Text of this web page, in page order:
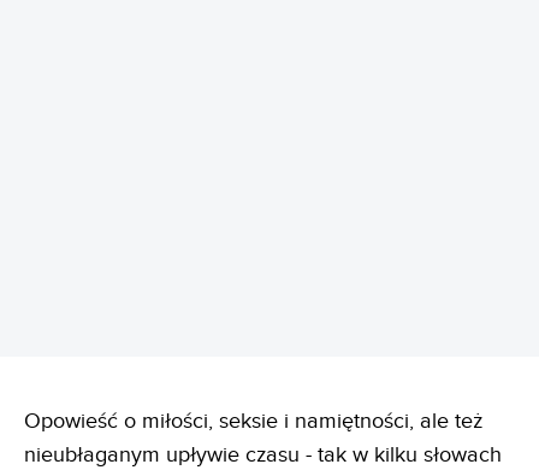
Opowieść o miłości, seksie i namiętności, ale też
nieubłaganym upływie czasu - tak w kilku słowach